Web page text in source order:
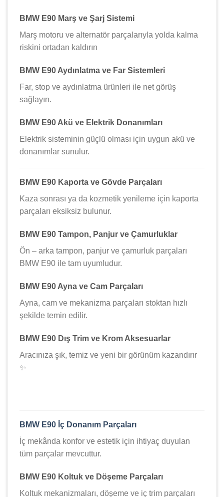
BMW E90 Marş ve Şarj Sistemi
Marş motoru ve alternatör parçalarıyla yolda kalma
riskini ortadan kaldırın
BMW E90 Aydınlatma ve Far Sistemleri
Far, stop ve aydınlatma ürünleri ile net görüş
sağlayın.
BMW E90 Akü ve Elektrik Donanımları
Elektrik sisteminin güçlü olması için uygun akü ve
donanımlar sunulur.
BMW E90 Kaporta ve Gövde Parçaları
Kaza sonrası ya da kozmetik yenileme için kaporta
parçaları eksiksiz bulunur.
BMW E90 Tampon, Panjur ve Çamurluklar
Ön – arka tampon, panjur ve çamurluk parçaları
BMW E90 ile tam uyumludur.
BMW E90 Ayna ve Cam Parçaları
Ayna, cam ve mekanizma parçaları stoktan hızlı
şekilde temin edilir.
BMW E90 Dış Trim ve Krom Aksesuarlar
Aracınıza şık, temiz ve yeni bir görünüm kazandırır
✨
BMW E90 İç Donanım Parçaları
İç mekânda konfor ve estetik için ihtiyaç duyulan
tüm parçalar mevcuttur.
BMW E90 Koltuk ve Döşeme Parçaları
Koltuk mekanizmaları, döşeme ve iç trim parçaları